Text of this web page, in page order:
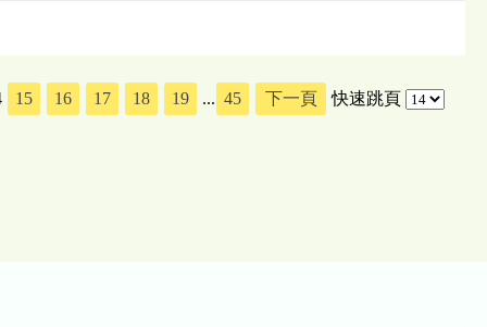
15 16 17 18 19 ... 45 下一頁 快速跳頁